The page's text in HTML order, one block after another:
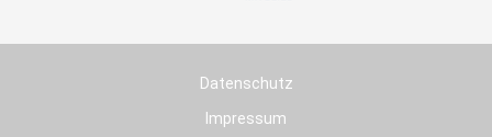
Datenschutz
Impressum